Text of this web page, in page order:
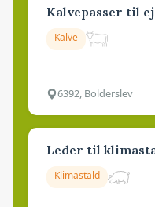
Kalvepasser til
Kalve
6392, Bolderslev
Leder til
Klimastald